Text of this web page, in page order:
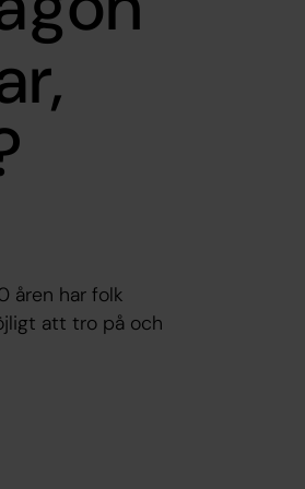
åren har folk
att tro på och